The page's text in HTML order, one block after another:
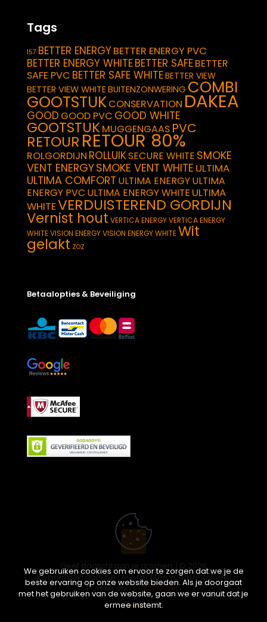
Tags
157 BETTER ENERGYBETTER ENERGY PVC
BETTER ENERGY WHITEBETTER SAFEBETTER
SAFE PVC BETTER SAFE WHITEBETTER VIEW
BETTER VIEW WHITEBUITENZONWERING COMBI
GOOTSTUKCONSERVATION DAKEA
GOOD GOOD PVC GOOD WHITE
GOOTSTUKMUGGENGAAS PVC
RETOUR RETOUR 80%
ROLGORDIJN ROLLUIKSECURE WHITE SMOKE
VENT ENERGYSMOKE VENT WHITE ULTIMA
ULTIMA COMFORT ULTIMA ENERGYULTIMA
ENERGY PVC ULTIMA ENERGY WHITE ULTIMA
WHITEVERDUISTEREND GORDIJN
Vernist hout VERTICA ENERGYVERTICA ENERGY
WHITEVISION ENERGYVISION ENERGY WHITEWit
gelakt ZOZ
Betaalopties & Beveiliging
Geef daglicht aan je dromen. | © 2026
ikwileendakraam.be | Alle rechten voorbehouden |
Partner vanAPEX-Groep
We gebruiken cookies om ervoor te zorgen dat we je de
beste ervaring op onze website bieden. Als je doorgaat
met het gebruiken van de website, gaan we er vanuit dat je
ermee instemt.